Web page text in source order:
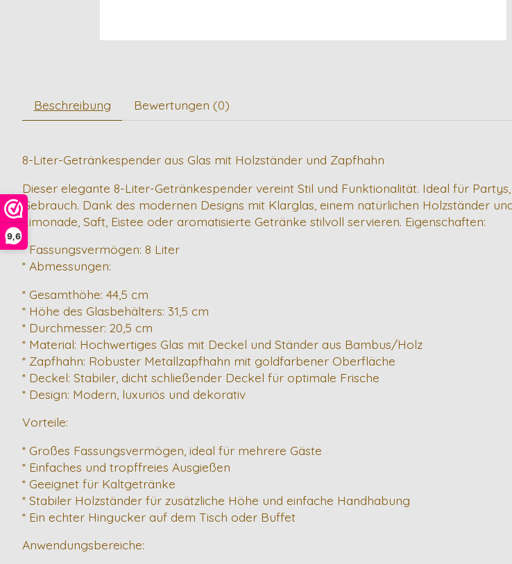
9,6
Beschreibung Bewertungen (0)
8-Liter-Getränkespender aus Glas mit Holzständer und Zapfhahn
Dieser elegante 8-Liter-Getränkespender vereint Stil und Funktionalität. Ideal für
Gebrauch. Dank des modernen Designs mit Klarglas, einem natürlichen Holzständer
Limonade, Saft, Eistee oder aromatisierte Getränke stilvoll servieren. Eigenschaften:
* Fassungsvermögen: 8 Liter
* Abmessungen:
* Gesamthöhe: 44,5 cm
* Höhe des Glasbehälters: 31,5 cm
* Durchmesser: 20,5 cm
* Material: Hochwertiges Glas mit Deckel und Ständer aus Bambus/Holz
* Zapfhahn: Robuster Metallzapfhahn mit goldfarbener Oberfläche
* Deckel: Stabiler, dicht schließender Deckel für optimale Frische
* Design: Modern, luxuriös und dekorativ
Vorteile:
* Großes Fassungsvermögen, ideal für mehrere Gäste
* Einfaches und tropffreies Ausgießen
* Geeignet für Kaltgetränke
* Stabiler Holzständer für zusätzliche Höhe und einfache Handhabung
* Ein echter Hingucker auf dem Tisch oder Buffet
Anwendungsbereiche: